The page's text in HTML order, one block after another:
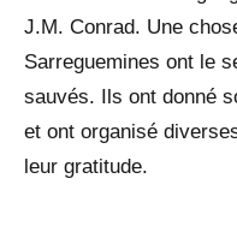
J.M. Conrad. Une
Sarreguemines ont le
sauvés. Ils ont donné
et ont organisé
leur gratitude.